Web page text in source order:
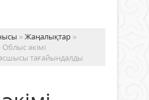
»Жаңалықтар »
Облыс әкімі
тағайындалды